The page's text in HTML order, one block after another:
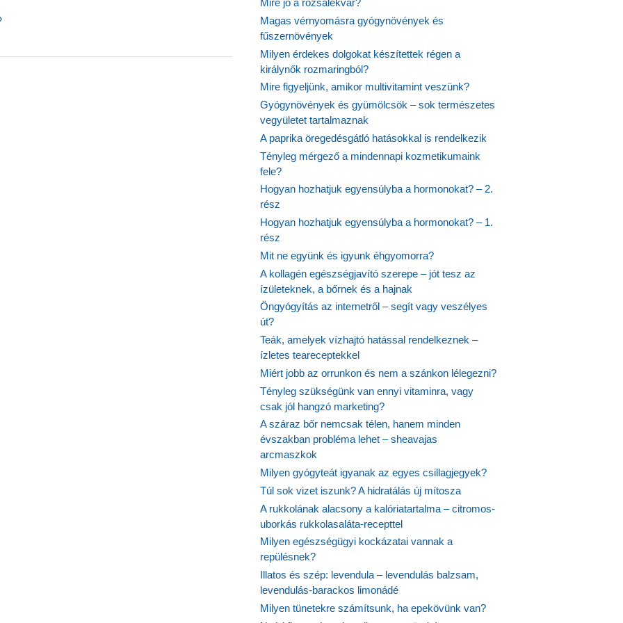
Mire jó a rózsalekvár?
Magas vérnyomásra gyógynövények és
fűszernövények
Milyen érdekes dolgokat készítettek régen a
királynők rozmaringból?
Mire figyeljünk, amikor multivitamint veszünk?
Gyógynövények és gyümölcsök – sok természetes
vegyületet tartalmaznak
A paprika öregedésgátló hatásokkal is rendelkezik
Tényleg mérgező a mindennapi kozmetikumaink
fele?
Hogyan hozhatjuk egyensúlyba a hormonokat? – 2.
rész
Hogyan hozhatjuk egyensúlyba a hormonokat? – 1.
rész
Mit ne együnk és igyunk éhgyomorra?
A kollagén egészségjavító szerepe – jót tesz az
ízületeknek, a bőrnek és a hajnak
Öngyógyítás az internetről – segít vagy veszélyes
út?
Teák, amelyek vízhajtó hatással rendelkeznek –
ízletes teareceptekkel
Miért jobb az orrunkon és nem a szánkon lélegezni?
Tényleg szükségünk van ennyi vitaminra, vagy
csak jól hangzó marketing?
A száraz bőr nemcsak télen, hanem minden
évszakban probléma lehet – sheavajas
arcmaszkok
Milyen gyógyteát igyanak az egyes csillagjegyek?
Túl sok vizet iszunk? A hidratálás új mítosza
A rukkolának alacsony a kalóriatartalma – citromos-
uborkás rukkolasaláta-recepttel
Milyen egészségügyi kockázatai vannak a
repülésnek?
Illatos és szép: levendula – levendulás balzsam,
levendulás-barackos limonádé
Milyen tünetekre számítsunk, ha epekövünk van?